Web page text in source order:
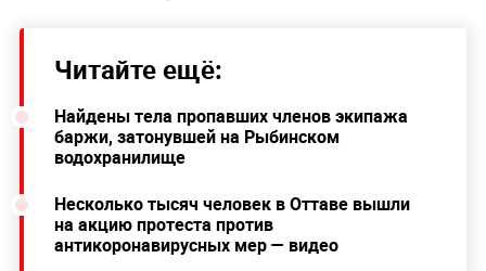
Читайте ещё:
Найдены тела пропавших членов экипажа
баржи, затонувшей на Рыбинском
водохранилище
Несколько тысяч человек в Оттаве вышли
на акцию протеста против
антикоронавирусных мер — видео